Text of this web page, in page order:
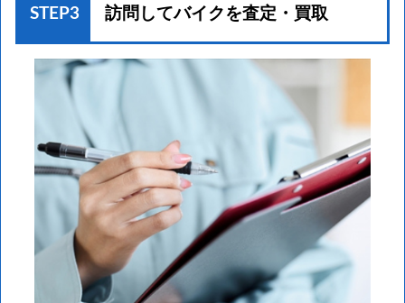
STEP3 訪問してバイクを査定・買取